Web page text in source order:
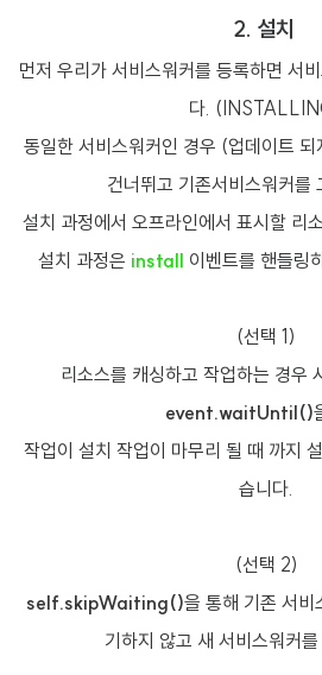
2. 설치
먼저 우리가 서비스워커를 등록하면 서
다.
동일한 서비스워커인 경우 (업데이트
건너뛰고 기존서비스워커를
설치 과정에서 오프라인에서 표시할 리
설치 과정은 install 이벤트를 핸들링
(선택 1)
리소스를 캐싱하고 작업하는 경우
event.waitUntil()
작업이 설치 작업이 마무리 될 때 까지
습니다.
(선택 2)
self.skipWaiting()을 통해 기존 서비
기하지 않고 새 서비스워커